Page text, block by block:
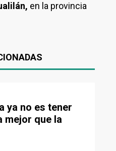
en la provincia
ya no es tener
mejor que la